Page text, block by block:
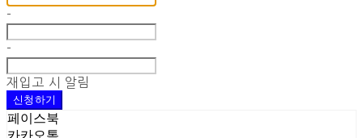
-
-
재입고 시 알림
신청하기
페이스북